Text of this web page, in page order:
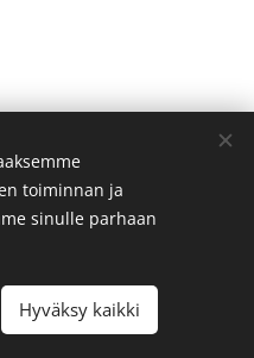
toiminnan ja
sinulle parhaan
Hyväksy kaikki